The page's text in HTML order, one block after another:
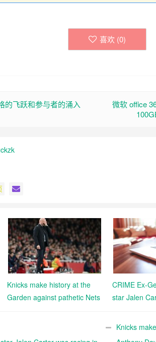
喜欢 (0)
的飞跃和参与者的涌入
微软 office
Knicks make history at the
Garden against pathetic Nets
CRIME Ex-
star Jalen
teammate
Knicks